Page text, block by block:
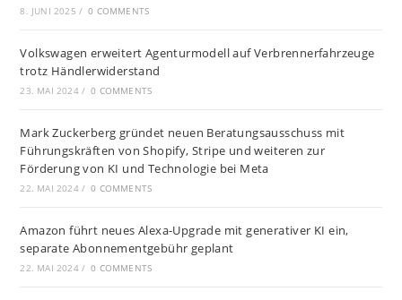
8. JUNI 2025 / 0 COMMENTS
Volkswagen erweitert Agenturmodell auf Verbrennerfahrzeuge
trotz Händlerwiderstand
23. MAI 2024 / 0 COMMENTS
Mark Zuckerberg gründet neuen Beratungsausschuss mit
Führungskräften von Shopify, Stripe und weiteren zur
Förderung von KI und Technologie bei Meta
22. MAI 2024 / 0 COMMENTS
Amazon führt neues Alexa-Upgrade mit generativer KI ein,
separate Abonnementgebühr geplant
22. MAI 2024 / 0 COMMENTS